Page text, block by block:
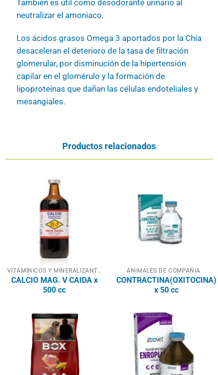
También es útil como desodorante urinario al
neutralizar el amoniaco.
Los ácidos grasos Omega 3 aportados por la Chía
desaceleran el deterioro de la tasa de filtración
glomerular, por disminución de la hipertensión
capilar en el glomérulo y la formación de
lipoproteínas que dañan las células endoteliales y
mesangiales.
Productos relacionados
VITAMÍNICOS Y MINERALIZANTES
CALCIO MAG. V CAIDA x
500 cc
ANIMALES DE COMPAÑIA
CONTRACTINA(OXITOCINA)
x 50 cc